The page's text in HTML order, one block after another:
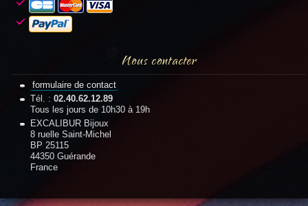
Nous contacter
formulaire de contact
Tél. : 02.40.62.12.89
Tous les jours de 10h30 à 19h
EXCALIBUR Bijoux
8 ruelle Saint-Michel
BP 25115
44350 Guérande
France